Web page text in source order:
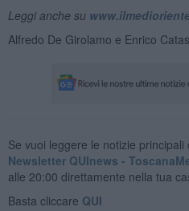
Leggi anche su
Alfredo De Girolamo e Enrico
Se vuoi leggere le notizie
Newsletter QUInews -
alle 20:00 direttamente nella tua
Basta cliccare QUI